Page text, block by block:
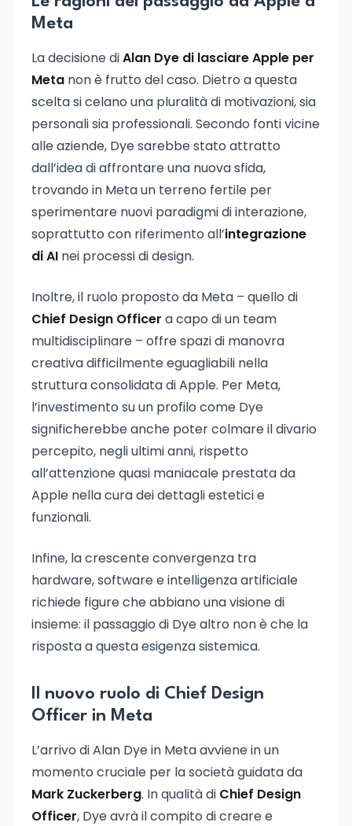
Meta
La decisione diAlan Dye di lasciare Apple per
Meta non è frutto del caso. Dietro a questa
scelta si celano una pluralità di motivazioni, sia
personali sia professionali. Secondo fonti vicine
alle aziende, Dye sarebbe stato attratto
dall’idea di affrontare una nuova sfida,
trovando in Meta un terreno fertile per
sperimentare nuovi paradigmi di interazione,
soprattutto con riferimento all’integrazione
di AI nei processi di design.
Inoltre, il ruolo proposto da Meta – quello di
Chief Design Officer a capo di un team
multidisciplinare – offre spazi di manovra
creativa difficilmente eguagliabili nella
struttura consolidata di Apple. Per Meta,
l’investimento su un profilo come Dye
significherebbe anche poter colmare il divario
percepito, negli ultimi anni, rispetto
all’attenzione quasi maniacale prestata da
Apple nella cura dei dettagli estetici e
funzionali.
Infine, la crescente convergenza tra
hardware, software e intelligenza artificiale
richiede figure che abbiano una visione di
insieme: il passaggio di Dye altro non è che la
risposta a questa esigenza sistemica.
Il nuovo ruolo di Chief Design
Officer in Meta
L’arrivo di Alan Dye in Meta avviene in un
momento cruciale per la società guidata da
Mark Zuckerberg. In qualità di Chief Design
Officer, Dye avrà il compito di creare e